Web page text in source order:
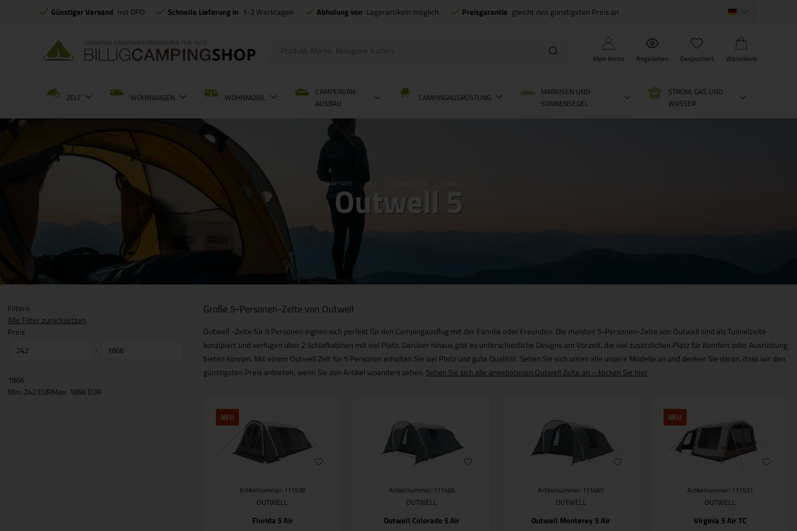
Günstiger Versand mit DPD Schnelle Lieferung in 1-2 Werktagen Abholung von Lagerartikeln möglich Preisgarantie gleicht den günstigsten Preis an
Mein Konto Angesehen Gespeichert Warenkorb
ZELT WOHNWAGEN WOHNMOBIL
CAMPERVAN-
AUSBAU
CAMPINGAUSRÜSTUNG
MARKISEN UND
SONNENSEGEL
STROM, GAS UND
WASSER
STARTSEITE ZELT
Outwell 5
Filtern
Alle Filter zurücksetzen
Preis
-
1866
Min: 242 EURMax: 1866 EUR
Große 5-Personen-Zelte von Outwell
Outwell -Zelte für 5 Personen eignen sich perfekt für den Campingausflug mit der Familie oder Freunden. Die meisten 5-Personen-Zelte von Outwell sind als Tunnelzelte
konzipiert und verfügen über 2 Schlafkabinen mit viel Platz. Darüber hinaus gibt es unterschiedliche Designs am Vorzelt, die viel zusätzlichen Platz für Komfort oder Ausrüstung
bieten können. Mit einem Outwell Zelt für 5 Personen erhalten Sie viel Platz und gute Qualität. Sehen Sie sich unten alle unsere Modelle an und denken Sie daran, dass wir den
günstigsten Preis anbieten, wenn Sie den Artikel woanders sehen. Sehen Sie sich alle angebotenen Outwell Zelte an – klicken Sie hier
NEU
Artikelnummer: 111538
OUTWELL
Florida 5 Air
Artikelnummer: 111466
OUTWELL
Outwell Colorado 5 Air
Artikelnummer: 111465
OUTWELL
Outwell Monterey 5 Air
NEU
Artikelnummer: 111531
OUTWELL
Virginia 5 Air TC